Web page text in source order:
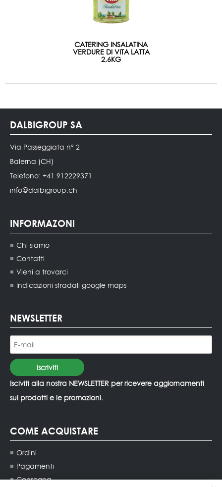
CATERING INSALATINA
VERDURE DI VITA LATTA
2,6KG
DALBIGROUP SA
Via Passeggiata n° 2
Balerna (CH)
Telefono: +41 912229371
info@dalbigroup.ch
INFORMAZONI
Chi siamo
Contatti
Vieni a trovarci
Indicazioni stradali google maps
NEWSLETTER
Isciviti alla nostra NEWSLETTER per ricevere aggiornamenti
sui prodotti e le promozioni.
COME ACQUISTARE
Ordini
Pagamenti
Consegna